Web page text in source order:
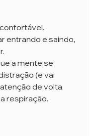
entrando e saindo,
a mente se
(e vai
de volta,
respiração.